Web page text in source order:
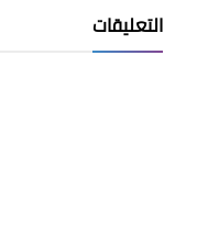
التعليقات